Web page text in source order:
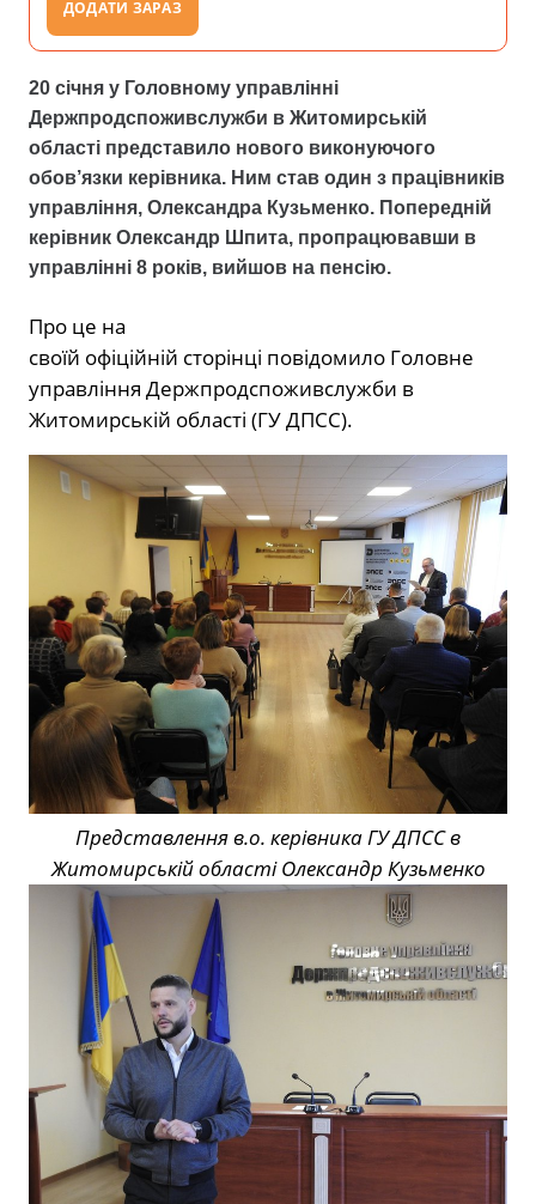
ДОДАТИ ЗАРАЗ
20 січня у Головному управлінні
Держпродспоживслужби в Житомирській
області представило нового виконуючого
обов’язки керівника. Ним став один з працівників
управління, Олександра Кузьменко. Попередній
керівник Олександр Шпита, пропрацювавши в
управлінні 8 років, вийшов на пенсію.
Про це на
своїй офіційній сторінці повідомило Головне
управління Держпродспоживслужби в
Житомирській області (ГУ ДПСС).
Представлення в.о. керівника ГУ ДПСС в
Житомирській області Олександр Кузьменко